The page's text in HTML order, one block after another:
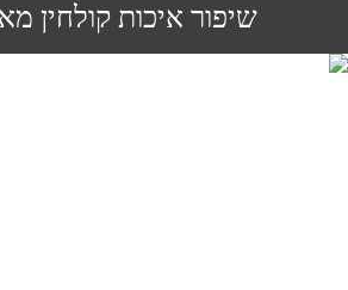
שיפור איכות קולחין